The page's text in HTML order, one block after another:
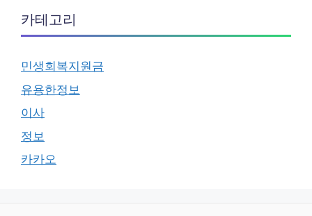
카테고리
민생회복지원금
유용한정보
이사
정보
카카오